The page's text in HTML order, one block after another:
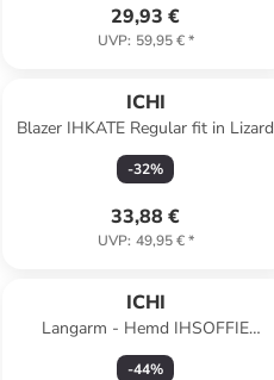
29,93 €
UVP: 59,95 €*
ICHI
Blazer IHKATE Regular fit in Lizard
-32%
33,88 €
UVP: 49,95 €*
ICHI
Langarm - Hemd IHSOFFIE
Straight fit in Mulled Basil
-44%